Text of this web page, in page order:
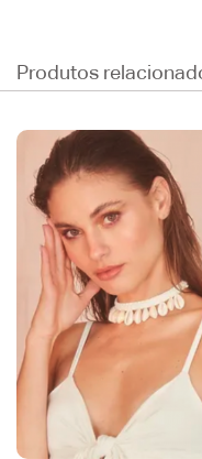
Produtos